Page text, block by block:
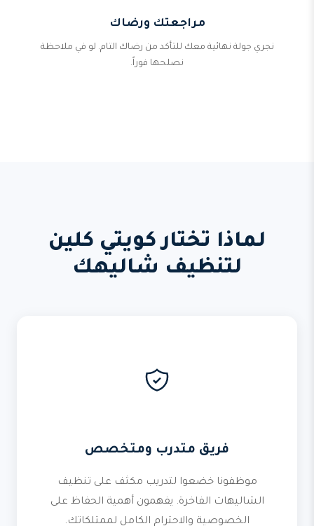
مراجعتك ورضاك
نجري جولة نهائية معك للتأكد من رضاك التام. لو في ملاحظة
نصلحها فوراً.
لماذا تختار كويتي كلين
لتنظيف شاليهك
فريق متدرب ومتخصص
موظفونا خضعوا لتدريب مكثف على تنظيف
الشاليهات الفاخرة. يفهمون أهمية الحفاظ على
الخصوصية والاحترام الكامل لممتلكاتك.